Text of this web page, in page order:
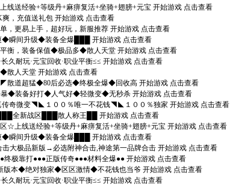
送经验+等级丹+麻痹复活+坐骑+翅膀+元宝 开始游戏 点击查看
，充值送礼包 开始游戏 点击查看
，更易上手，超好玩，新服推荐 开始游戏 点击查看
◆瞬间升级◆装备全爆███ 开始游戏 点击查看
衡，装备保值◆极品多◆散人天堂 开始游戏 点击查看
久耐玩·元宝回收·职业平衡≤≤ 开始游戏 点击查看
散人天堂 开始游戏 点击查看
道超猛◆80后必选◆终极全爆◆回收高 开始游戏 点击查看
暴◆装备好打◆人气好◆轻微变◆无秒杀 开始游戏 点击查看
传奇微变◥◣１００％唯一不花钱◥◣１００％独家 开始游戏 点击查看
全新战区███散人称王██ 开始游戏 点击查看
上线送经验+等级丹+麻痹复活+坐骑+翅膀+元宝 开始游戏 点击查看
◆瞬间升级◆装备全爆███ 开始游戏 点击查看
大极品新版→必选附神合击,神途第一品牌合击 开始游戏 点击查看
极靠打●●●正版传奇●●●材料全爆●● 开始游戏 点击查看
版本◆绝对独家◆区区激情◆不花钱也当爷 开始游戏 点击查看
久耐玩·元宝回收·职业平衡≤≤ 开始游戏 点击查看